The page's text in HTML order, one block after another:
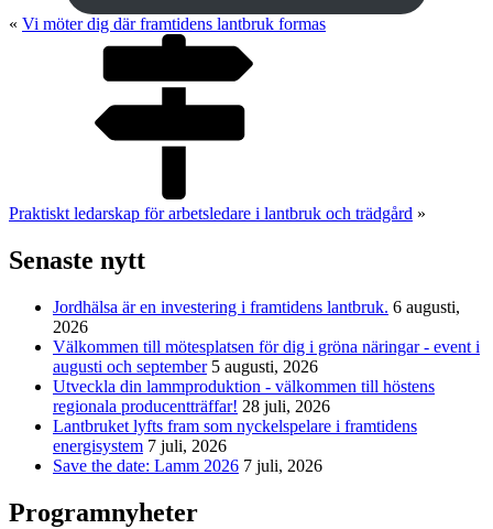
« Vi möter dig där framtidens lantbruk formas
Praktiskt ledarskap för arbetsledare i lantbruk och trädgård »
Senaste nytt
Jordhälsa är en investering i framtidens lantbruk. 6 augusti,
2026
Välkommen till mötesplatsen för dig i gröna näringar - event i
augusti och september 5 augusti, 2026
Utveckla din lammproduktion - välkommen till höstens
regionala producentträffar! 28 juli, 2026
Lantbruket lyfts fram som nyckelspelare i framtidens
energisystem 7 juli, 2026
Save the date: Lamm 2026 7 juli, 2026
Programnyheter